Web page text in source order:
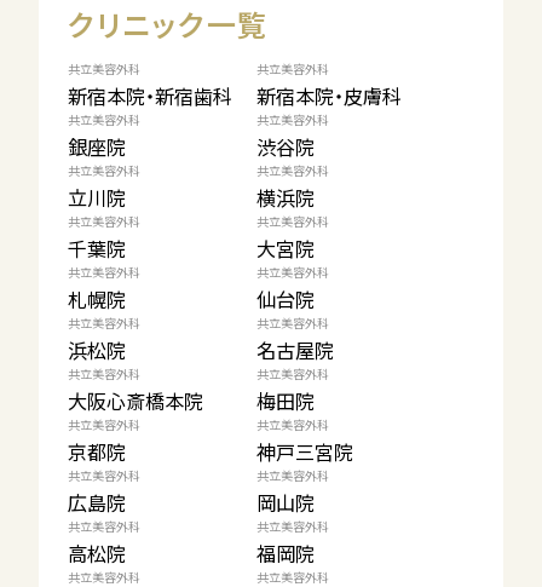
クリニック一覧
共立美容外科
新宿本院・新宿歯科
共立美容外科
新宿本院・皮膚科
共立美容外科
銀座院
共立美容外科
渋谷院
共立美容外科
立川院
共立美容外科
横浜院
共立美容外科
千葉院
共立美容外科
大宮院
共立美容外科
札幌院
共立美容外科
仙台院
共立美容外科
浜松院
共立美容外科
名古屋院
共立美容外科
大阪心斎橋本院
共立美容外科
梅田院
共立美容外科
京都院
共立美容外科
神戸三宮院
共立美容外科
広島院
共立美容外科
岡山院
共立美容外科
高松院
共立美容外科
福岡院
共立美容外科 共立美容外科